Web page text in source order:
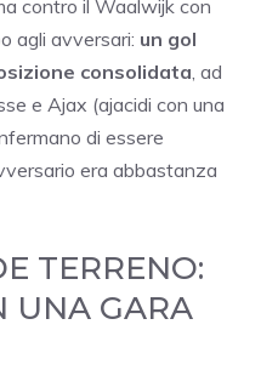
contro il Waalwijk con
agli avversari: un gol
consolidata, ad
e Ajax (ajacidi con una
di essere
era abbastanza
TERRENO:
UNA GARA